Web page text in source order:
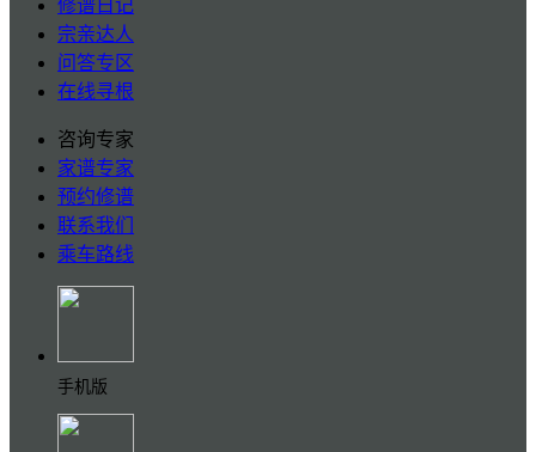
修谱日记
宗亲达人
问答专区
在线寻根
咨询专家
家谱专家
预约修谱
联系我们
乘车路线
手机版